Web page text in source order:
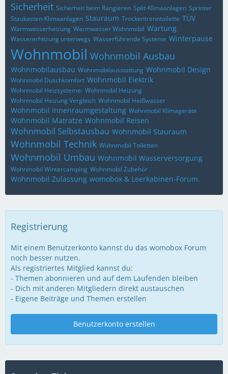
Sicherheit Sicherheit beim Rangieren Split-Klimaanlagen Sprinter
Staukasten-Klimaanlagen Stauraum Trockentrenntoilette TÜV
Warmwasserheizung Warmwasser Wohnmobil Wartung
Wassererhitzung unterwegs Wasserführende Systeme Winterpause
Wohnmobil Wohnmobil Ausbau
Wohnmobilausbau Wohnmobilausstattung Wohnmobil Design
Wohnmobil Duschkomfort Wohnmobil Elektrik
Wohnmobil Heizsysteme: Wohnmobil Heizung
Wohnmobil Heizung Vergleich Wohnmobil Heißwasser
Wohnmobil Innenraumgestaltung Wohnmobil Klimageräte
Wohnmobil Matratze Wohnmobil Reisen
Wohnmobil Selbstausbau Wohnmobil Stauraum
Wohnmobil Technik Wohnmobil Toiletten
Wohnmobil Umbau Wohnmobil Wasserversorgung
Wohnmobil Wintercamping Wohnmobil Zubehör
Wohnmobil Zulassung womobox & Leerkabinen-Forum.
Registrierung
Mit einem Benutzerkonto kannst du das womobox Forum
noch besser nutzen.
Als registriertes Mitglied kannst du:
- Themen abonnieren und auf dem Laufenden bleiben
- Dich mit anderen Mitgliedern direkt austauschen
- Eigene Beiträge und Themen erstellen
Benutzerkonto erstellen